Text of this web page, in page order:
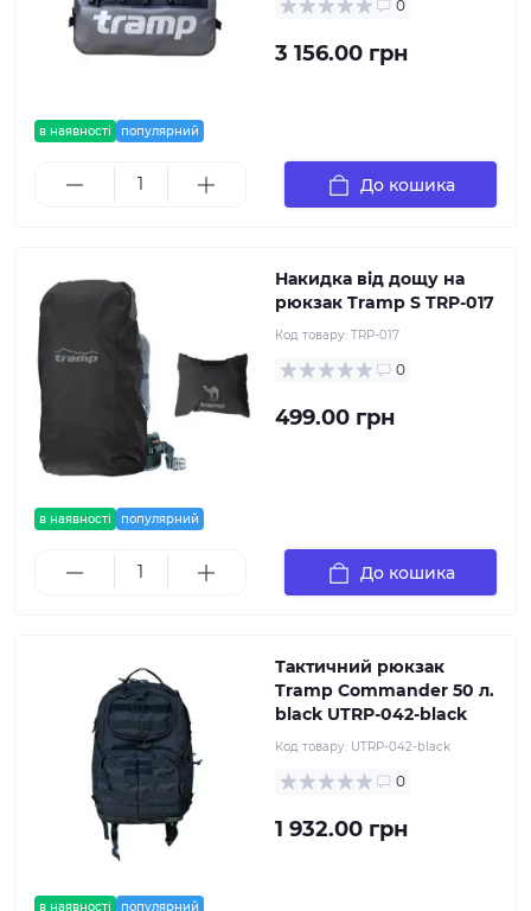
в наявності популярний
0
3 156.00 грн
До кошика
в наявності популярний
Накидка від дощу на
рюкзак Tramp S TRP-017
Код товару: TRP-017
0
499.00 грн
До кошика
в наявності популярний
Тактичний рюкзак
Tramp Commander 50 л.
black UTRP-042-black
Код товару: UTRP-042-black
0
1 932.00 грн